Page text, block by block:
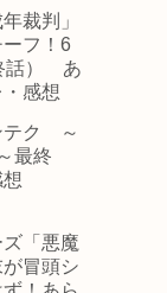
裁判」
フ！6
話） あ
感想
テク ～
最終
「悪魔
冒頭シ